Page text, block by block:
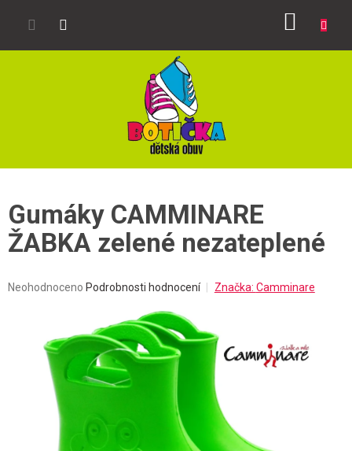
Gumáky CAMMINARE
ŽABKA zelené nezateplené
Průměrné
hvězdiček.
Neohodnoceno Podrobnosti hodnocení Značka: Camminare